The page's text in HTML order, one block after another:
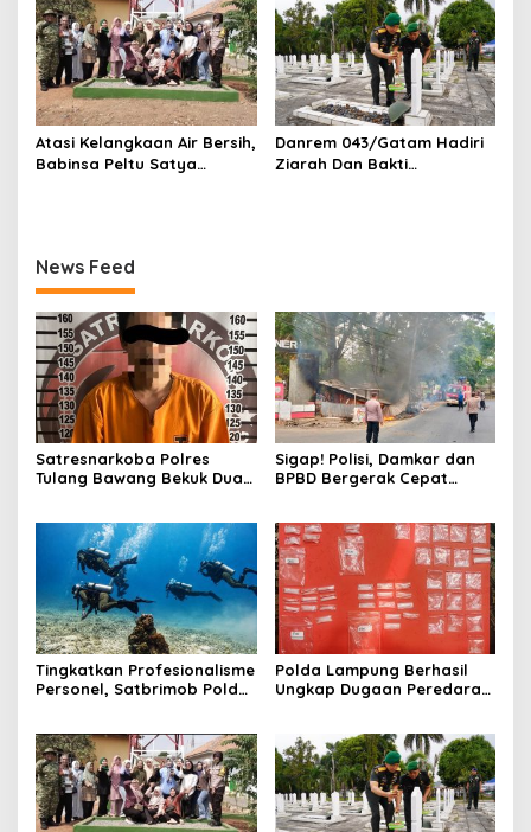
Selam SAR Air
Pelaku Diamankan
Atasi Kelangkaan Air Bersih,
Babinsa Peltu Satya
Danrem 043/Gatam Hadiri
Ziarah Dan Bakti
News Feed
Satresnarkoba Polres
Tulang Bawang Bekuk Dua
Sigap! Polisi, Damkar dan
BPBD Bergerak Cepat
Bandar Jaya
Tingkatkan Profesionalisme
Personel, Satbrimob Polda
Selam SAR Air
Polda Lampung Berhasil
Ungkap Dugaan Peredaran
Pelaku Diamankan